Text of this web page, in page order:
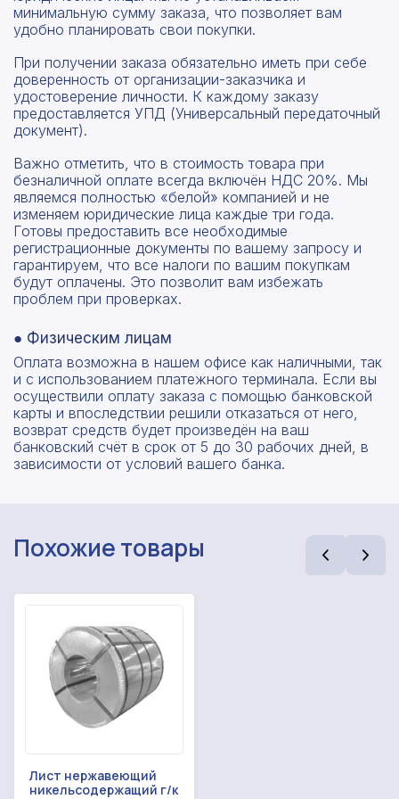
минимальную сумму заказа, что позволяет вам
удобно планировать свои покупки.
При получении заказа обязательно иметь при себе
доверенность от организации-заказчика и
удостоверение личности. К каждому заказу
предоставляется УПД (Универсальный передаточный
документ).
Важно отметить, что в стоимость товара при
безналичной оплате всегда включён НДС 20%. Мы
являемся полностью «белой» компанией и не
изменяем юридические лица каждые три года.
Готовы предоставить все необходимые
регистрационные документы по вашему запросу и
гарантируем, что все налоги по вашим покупкам
будут оплачены. Это позволит вам избежать
проблем при проверках.
● Физическим лицам
Оплата возможна в нашем офисе как наличными, так
и с использованием платежного терминала. Если вы
осуществили оплату заказа с помощью банковской
карты и впоследствии решили отказаться от него,
возврат средств будет произведён на ваш
банковский счёт в срок от 5 до 30 рабочих дней, в
зависимости от условий вашего банка.
Похожие товары
Лист нержавеющий
никельсодержащий г/к